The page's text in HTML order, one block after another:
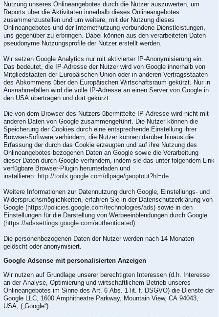
Nutzung unseres Onlineangebotes durch die Nutzer auszuwerten, um
Reports über die Aktivitäten innerhalb dieses Onlineangebotes
zusammenzustellen und um weitere, mit der Nutzung dieses
Onlineangebotes und der Internetnutzung verbundene Dienstleistungen,
uns gegenüber zu erbringen. Dabei können aus den verarbeiteten Daten
pseudonyme Nutzungsprofile der Nutzer erstellt werden.
Wir setzen Google Analytics nur mit aktivierter IP-Anonymisierung ein.
Das bedeutet, die IP-Adresse der Nutzer wird von Google innerhalb von
Mitgliedstaaten der Europäischen Union oder in anderen Vertragsstaaten
des Abkommens über den Europäischen Wirtschaftsraum gekürzt. Nur in
Ausnahmefällen wird die volle IP-Adresse an einen Server von Google in
den USA übertragen und dort gekürzt.
Die von dem Browser des Nutzers übermittelte IP-Adresse wird nicht mit
anderen Daten von Google zusammengeführt. Die Nutzer können die
Speicherung der Cookies durch eine entsprechende Einstellung ihrer
Browser-Software verhindern; die Nutzer können darüber hinaus die
Erfassung der durch das Cookie erzeugten und auf ihre Nutzung des
Onlineangebotes bezogenen Daten an Google sowie die Verarbeitung
dieser Daten durch Google verhindern, indem sie das unter folgendem Link
verfügbare Browser-Plugin herunterladen und
installieren: http://tools.google.com/dlpage/gaoptout?hl=de
Weitere Informationen zur Datennutzung durch Google, Einstellungs- und
Widerspruchsmöglichkeiten, erfahren Sie in der Datenschutzerklärung von
Google (https://policies.google.com/technologies/ads) sowie in den
Einstellungen für die Darstellung von Werbeeinblendungen durch Google
(https://adssettings.google.com/authenticated).
Die personenbezogenen Daten der Nutzer werden nach 14 Monaten
gelöscht oder anonymisiert.
Google Adsense mit personalisierten Anzeigen
Wir nutzen auf Grundlage unserer berechtigten Interessen (d.h. Interesse
an der Analyse, Optimierung und wirtschaftlichem Betrieb unseres
Onlineangebotes im Sinne des Art. 6 Abs. 1 lit. f. DSGVO) die Dienste der
Google LLC, 1600 Amphitheatre Parkway, Mountain View, CA 94043,
USA, („Google“).